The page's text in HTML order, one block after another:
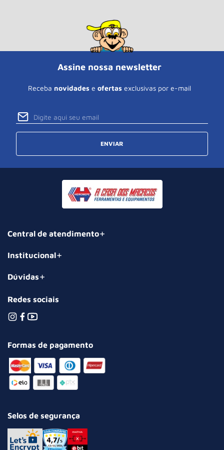
Assine nossa newsletter
Receba novidades e ofertas exclusivas por e-mail
ENVIAR
Central de atendimento
Institucional
Dúvidas
Redes sociais
Formas de pagamento
Selos de segurança